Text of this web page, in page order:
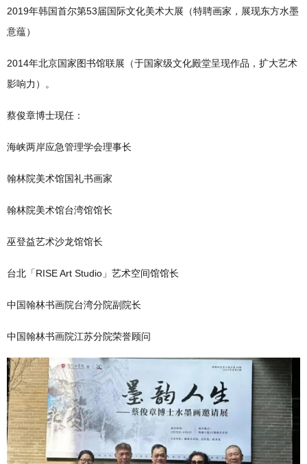
2019年韩国首尔第53届国际文化美术大展（特聘画家，展现东方水墨
意蕴）
2014年北京国家图书馆联展（于国家级文化殿堂呈现作品，扩大艺术
影响力）。
蔡俊章博士现任：
海峡两岸应急管理学会理事长
翰林院美术馆国礼书画家
翰林院美术馆台湾馆馆长
巫登益艺术沙龙馆馆长
台北「RISE Art Studio」艺术空间馆馆长
中国翰林书画院台湾分院副院长
中国翰林书画院江苏分院荣誉顾问